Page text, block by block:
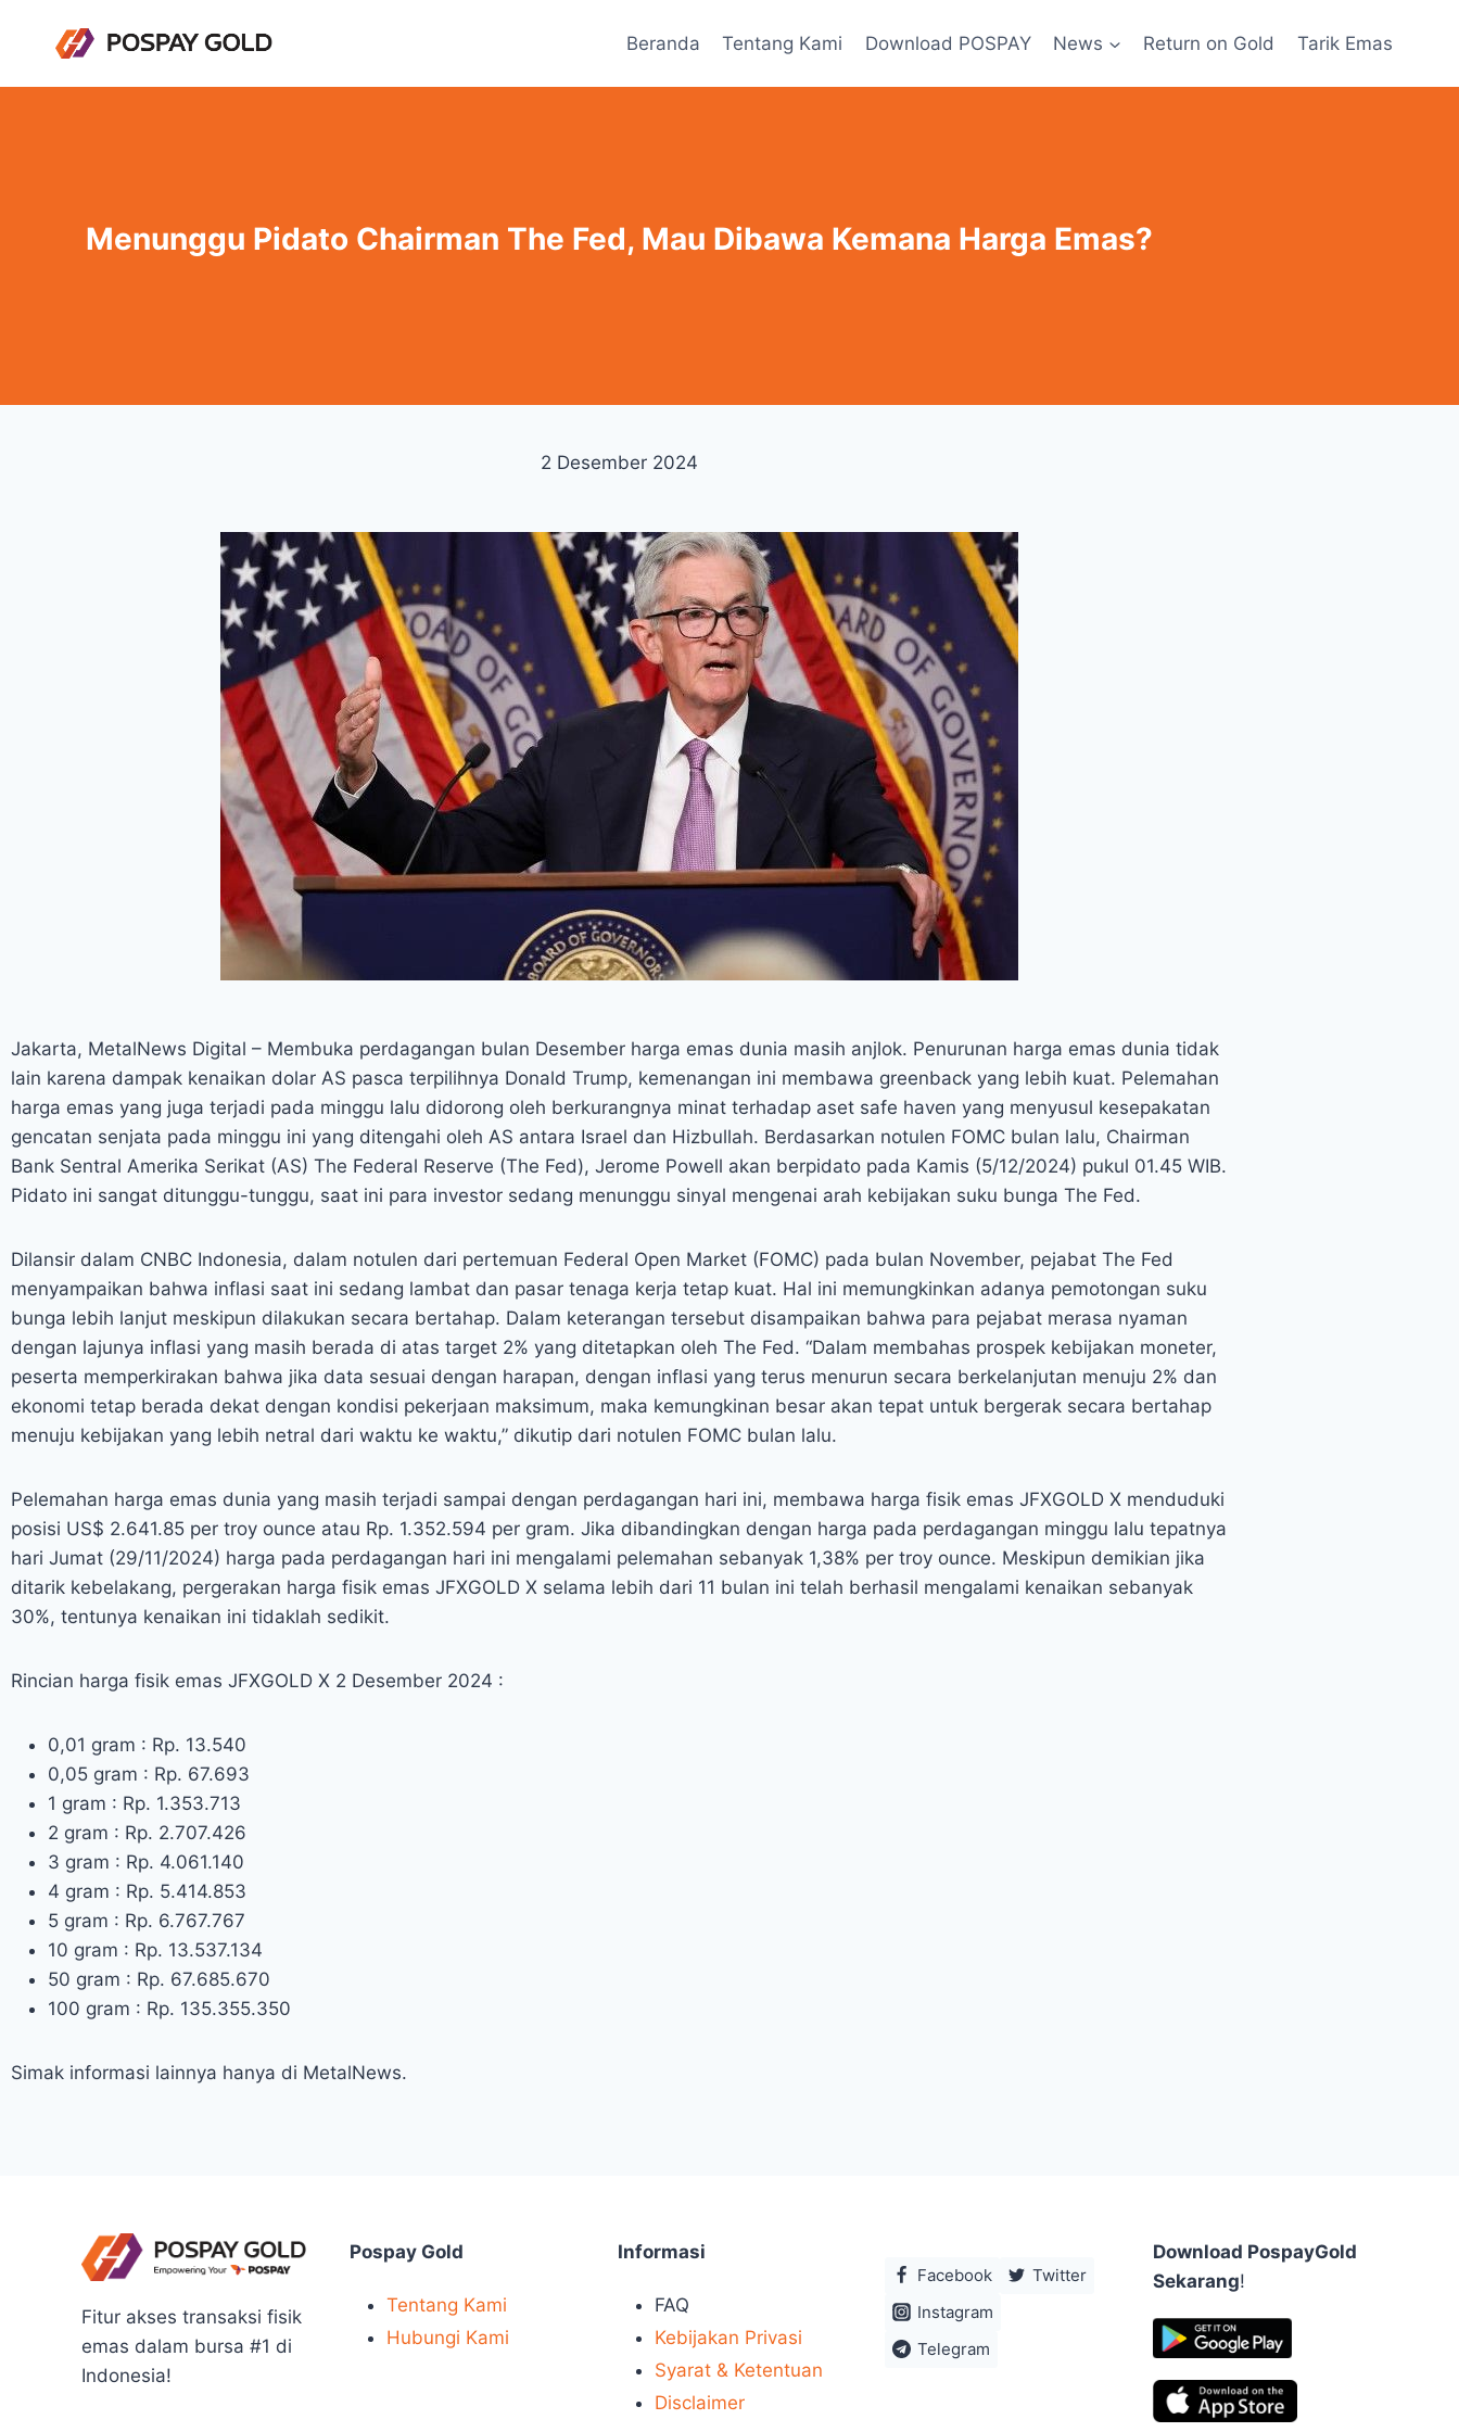
Beranda Tentang Kami Download POSPAY News Return on Gold Tarik Emas
Menunggu Pidato Chairman The Fed, Mau Dibawa Kemana Harga Emas?
2 Desember 2024
Jakarta, MetalNews Digital – Membuka perdagangan bulan Desember harga emas dunia masih anjlok. Penurunan harga emas dunia tidak
lain karena dampak kenaikan dolar AS pasca terpilihnya Donald Trump, kemenangan ini membawa greenback yang lebih kuat. Pelemahan
harga emas yang juga terjadi pada minggu lalu didorong oleh berkurangnya minat terhadap aset safe haven yang menyusul kesepakatan
gencatan senjata pada minggu ini yang ditengahi oleh AS antara Israel dan Hizbullah. Berdasarkan notulen FOMC bulan lalu, Chairman
Bank Sentral Amerika Serikat (AS) The Federal Reserve (The Fed), Jerome Powell akan berpidato pada Kamis (5/12/2024) pukul 01.45 WIB.
Pidato ini sangat ditunggu-tunggu, saat ini para investor sedang menunggu sinyal mengenai arah kebijakan suku bunga The Fed.
Dilansir dalam CNBC Indonesia, dalam notulen dari pertemuan Federal Open Market (FOMC) pada bulan November, pejabat The Fed
menyampaikan bahwa inflasi saat ini sedang lambat dan pasar tenaga kerja tetap kuat. Hal ini memungkinkan adanya pemotongan suku
bunga lebih lanjut meskipun dilakukan secara bertahap. Dalam keterangan tersebut disampaikan bahwa para pejabat merasa nyaman
dengan lajunya inflasi yang masih berada di atas target 2% yang ditetapkan oleh The Fed. “Dalam membahas prospek kebijakan moneter,
peserta memperkirakan bahwa jika data sesuai dengan harapan, dengan inflasi yang terus menurun secara berkelanjutan menuju 2% dan
ekonomi tetap berada dekat dengan kondisi pekerjaan maksimum, maka kemungkinan besar akan tepat untuk bergerak secara bertahap
menuju kebijakan yang lebih netral dari waktu ke waktu,” dikutip dari notulen FOMC bulan lalu.
Pelemahan harga emas dunia yang masih terjadi sampai dengan perdagangan hari ini, membawa harga fisik emas JFXGOLD X menduduki
posisi US$ 2.641.85 per troy ounce atau Rp. 1.352.594 per gram. Jika dibandingkan dengan harga pada perdagangan minggu lalu tepatnya
hari Jumat (29/11/2024) harga pada perdagangan hari ini mengalami pelemahan sebanyak 1,38% per troy ounce. Meskipun demikian jika
ditarik kebelakang, pergerakan harga fisik emas JFXGOLD X selama lebih dari 11 bulan ini telah berhasil mengalami kenaikan sebanyak
30%, tentunya kenaikan ini tidaklah sedikit.
Rincian harga fisik emas JFXGOLD X 2 Desember 2024 :
0,01 gram : Rp. 13.540
0,05 gram : Rp. 67.693
1 gram : Rp. 1.353.713
2 gram : Rp. 2.707.426
3 gram : Rp. 4.061.140
4 gram : Rp. 5.414.853
5 gram : Rp. 6.767.767
10 gram : Rp. 13.537.134
50 gram : Rp. 67.685.670
100 gram : Rp. 135.355.350
Simak informasi lainnya hanya di MetalNews.
Fitur akses transaksi fisik
emas dalam bursa #1 di
Indonesia!
Pospay Gold
Tentang Kami
Hubungi Kami
Informasi
FAQ
Kebijakan Privasi
Syarat & Ketentuan
Disclaimer
Facebook
Twitter
Instagram
Telegram
Download PospayGold
Sekarang!